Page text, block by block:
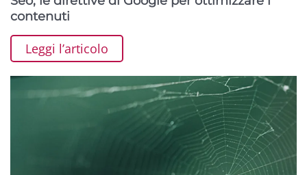
contenuti
Leggi l’articolo